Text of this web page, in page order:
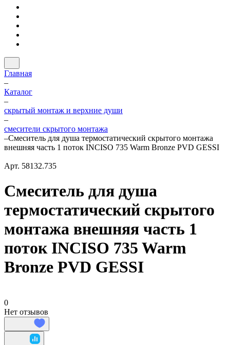
Главная
–
Каталог
–
скрытый монтаж и верхние души
–
смесители скрытого монтажа
–Смеситель для душа термостатический скрытого монтажа
внешняя часть 1 поток INCISO 735 Warm Bronze PVD GESSI
Арт. 58132.735
Смеситель для душа
термостатический скрытого
монтажа внешняя часть 1
поток INCISO 735 Warm
Bronze PVD GESSI
0
Нет отзывов